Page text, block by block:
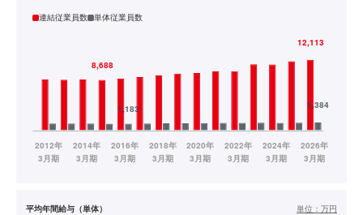
連結従業員数 単体従業員数
平均年間給与（単体） 単位： 万円